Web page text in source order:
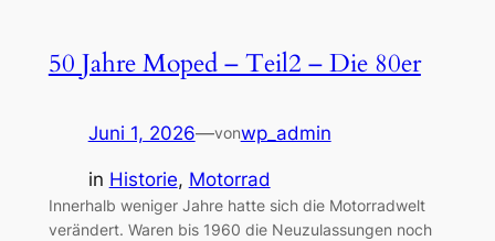
50 Jahre Moped – Teil2 – Die 80er
Juni 1, 2026—vonwp_admin
in Historie, Motorrad
Innerhalb weniger Jahre hatte sich die Motorradwelt
verändert. Waren bis 1960 die Neuzulassungen noch